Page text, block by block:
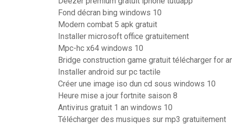
Fond décran bing windows 10
Modern combat 5 apk gratuit
Installer microsoft office gratuitement
Mpc-hc x64 windows 10
Bridge construction game gratuit télécharger for
Installer android sur pc tactile
Créer une image iso dun cd sous windows 10
Heure mise a jour fortnite saison 8
Antivirus gratuit 1 an windows 10
Télécharger des musiques sur mp3 gratuitement